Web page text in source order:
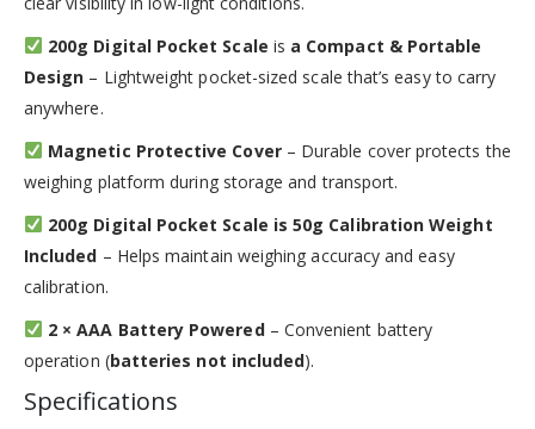
200g Digital Pocket Scale is a Compact & Portable
Design – Lightweight pocket-sized scale that’s easy to carry
anywhere.
Magnetic Protective Cover– Durable cover protects the
weighing platform during storage and transport.
200g Digital Pocket Scale is 50g Calibration Weight
Included – Helps maintain weighing accuracy and easy
calibration.
2 × AAA Battery Powered– Convenient battery
operation (batteries not included).
Specifications